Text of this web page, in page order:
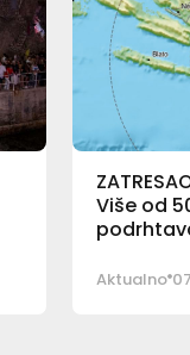
Više od
Aktualno